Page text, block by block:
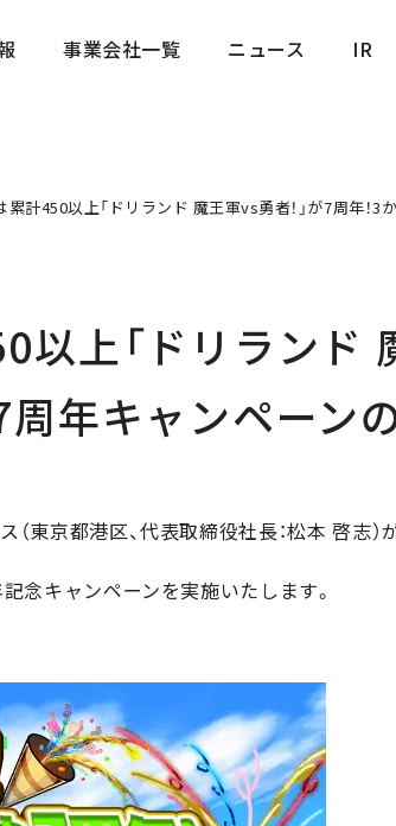
事業会社一覧
ニュース
IR
累計450以上「ドリランド 魔王軍vs勇者！」が7周年！
上「ドリランド
周年キャンペーン
東京都港区、代表取締役社長：松本 啓志）
念キャンペーンを実施いたします。